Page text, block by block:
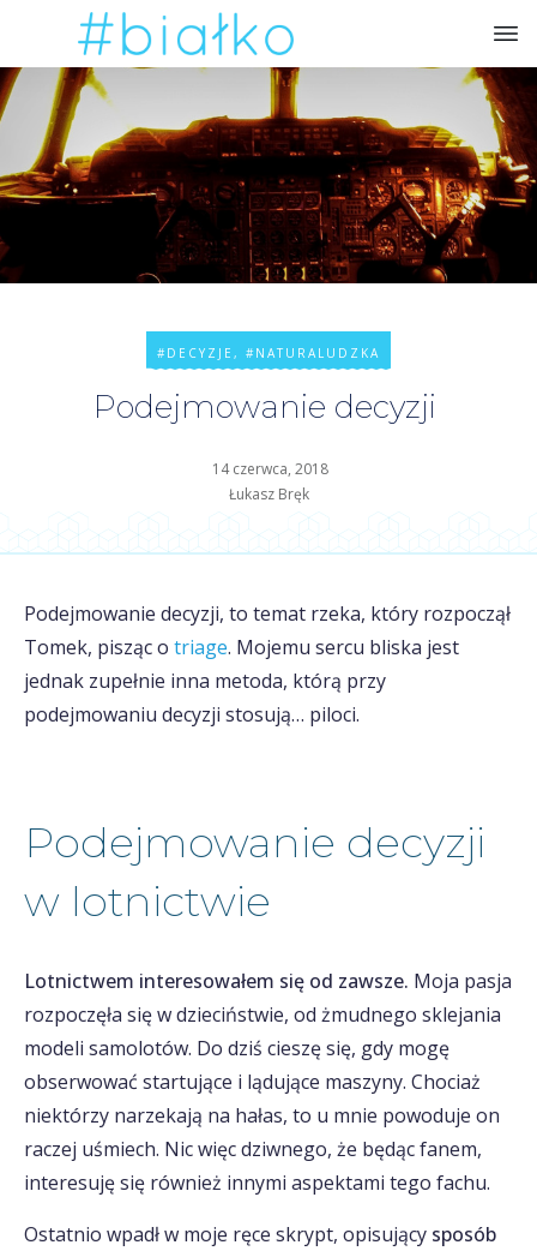
#DECYZJE , #NATURALUDZKA
Podejmowanie decyzji
14 czerwca, 2018
Łukasz Bręk
Podejmowanie decyzji, to temat rzeka, który rozpoczął
Tomek, pisząc o triage. Mojemu sercu bliska jest
jednak zupełnie inna metoda, którą przy
podejmowaniu decyzji stosują… piloci.
Podejmowanie decyzji
w lotnictwie
Lotnictwem interesowałem się od zawsze. Moja pasja
rozpoczęła się w dzieciństwie, od żmudnego sklejania
modeli samolotów. Do dziś cieszę się, gdy mogę
obserwować startujące i lądujące maszyny. Chociaż
niektórzy narzekają na hałas, to u mnie powoduje on
raczej uśmiech. Nic więc dziwnego, że będąc fanem,
interesuję się również innymi aspektami tego fachu.
Ostatnio wpadł w moje ręce skrypt, opisujący sposób